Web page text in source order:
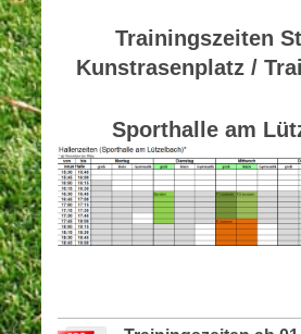
Trainingszeiten
Kunstrasenplatz /
Sporthalle am